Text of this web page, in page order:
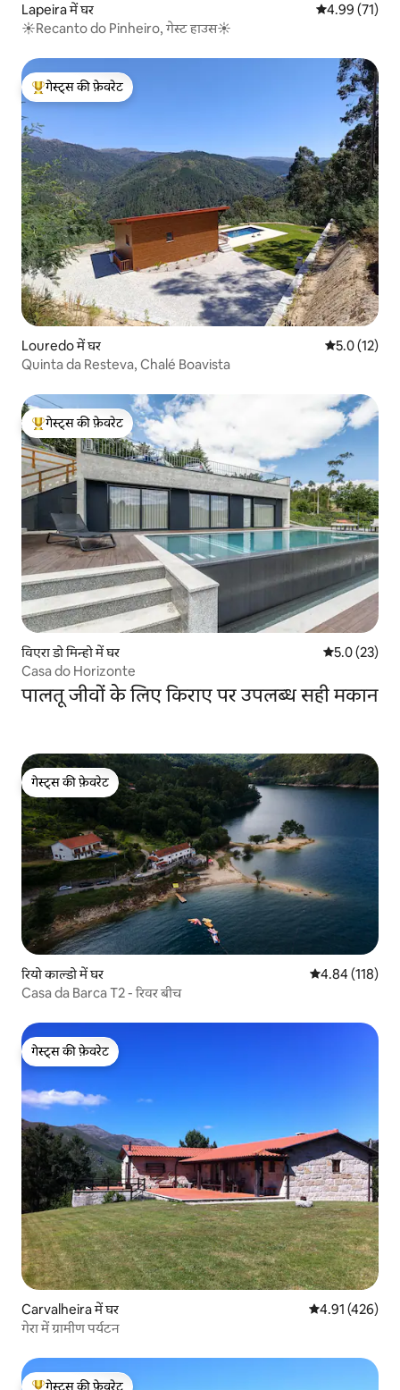
Lapeira में घर औसत रेटिंग 5 में
4.99 (71)
☀️Recanto do Pinheiro, गेस्ट हाउस☀️
गेस्ट्स का टॉप फ़ेवरेट
गेस्ट्स की फ़ेवरेट
Louredo में घर औसत रेटिंग 5
5.0 (12)
Quinta da Resteva, Chalé Boavista
गेस्ट्स का टॉप फ़ेवरेट
गेस्ट्स की फ़ेवरेट
विएरा डो मिन्हो में घर औसत रेटिंग 5
5.0 (23)
Casa do Horizonte
पालतू जीवों के लिए किराए पर उपलब्ध सही मकान
गेस्ट्स की फ़ेवरेट
गेस्ट्स की फ़ेवरेट
रियो काल्डो में घर औसत रेटिंग 5 में से
4.84 (118)
Casa da Barca T2 - रिवर बीच
गेस्ट्स की फ़ेवरेट
गेस्ट्स की फ़ेवरेट
Carvalheira में घर औसत रेटिंग 5 में से
4.91 (426)
गेरा में ग्रामीण पर्यटन
गेस्ट्स की फ़ेवरेट